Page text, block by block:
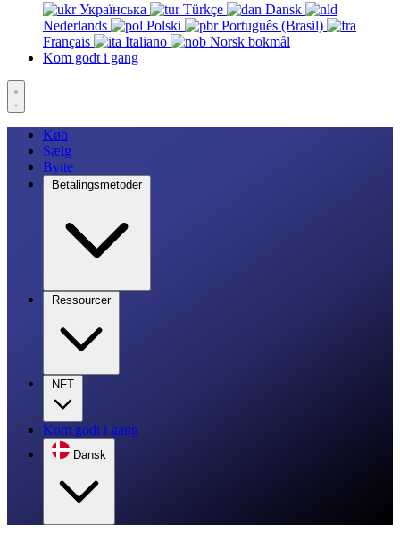
Українська
Türkçe
Dansk
Nederlands
Polski
Português (Brasil)
Français
Italiano
Norsk bokmål
Kom godt i gang
Køb
Sælg
Bytte
Betalingsmetoder
Ressourcer
NFT
Kom godt i gang
Dansk